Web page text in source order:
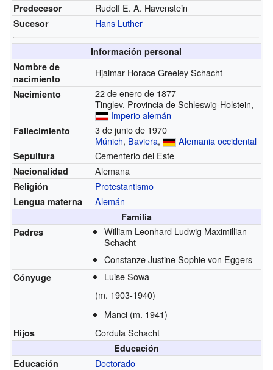
Predecesor Rudolf E. A. Havenstein
Sucesor Hans Luther
Información personal
Nombre de
nacimiento
Hjalmar Horace Greeley Schacht
Nacimiento
22 de enero de 1877
Tinglev, Provincia de Schleswig-Holstein,
Imperio alemán
Fallecimiento
3 de junio de 1970
Múnich, Baviera, Alemania occidental
Sepultura Cementerio del Este
Nacionalidad Alemana
Religión Protestantismo
Lengua materna Alemán
Familia
Padres
William Leonhard Ludwig Maximillian
Schacht
Constanze Justine Sophie von Eggers
Cónyuge
Luise Sowa
(m. 1903-1940)
Manci (m. 1941)
Hijos Cordula Schacht
Educación
Educación
Doctorado